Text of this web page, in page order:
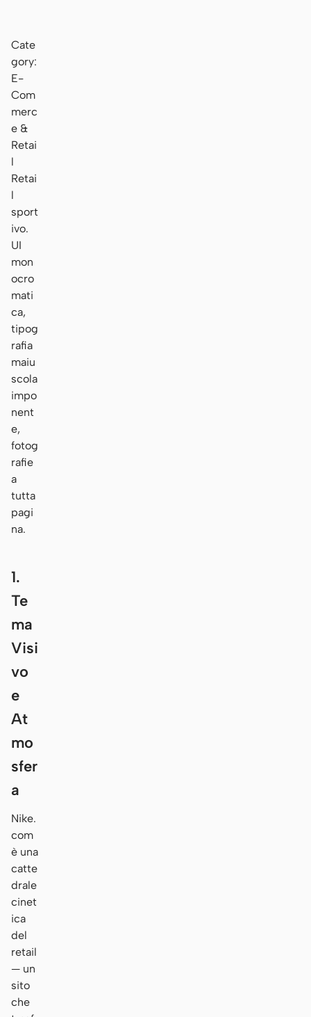
Cate
gory:
E-
Com
merc
e &
Retai
l
Retai
l
sport
ivo.
UI
mon
ocro
mati
ca,
tipog
rafia
maiu
scola
impo
nent
e,
fotog
rafie
a
tutta
pagi
na.
1.
Te
ma
Visi
vo
e
At
mo
sfer
a
Nike.
com
è una
catte
drale
cinet
ica
del
retail
— un
sito
che